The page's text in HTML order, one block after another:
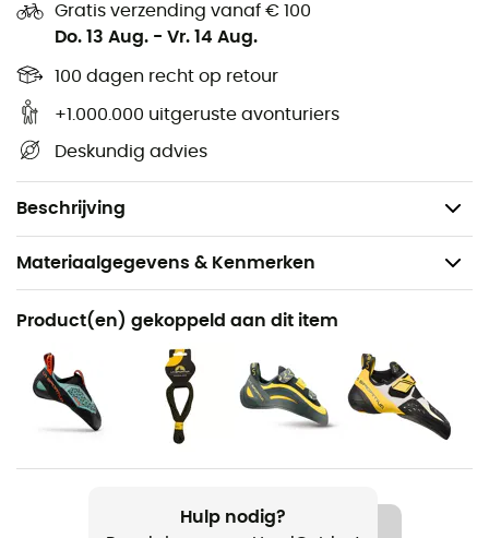
Gratis verzending vanaf € 100
Do. 13 Aug. - Vr. 14 Aug.
100 dagen recht op retour
+1.000.000 uitgeruste avonturiers
Deskundig advies
Beschrijving
klimschoenen met de vervangende Climbing Laces van
Kleuren: zwart en geel.
Materiaalgegevens & Kenmerken
Climbing Laces 150
Ongevouwen lengte
Klimschoenen
Product(en) gekoppeld aan dit item
Hulp nodig?